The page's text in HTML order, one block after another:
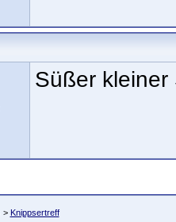
Süßer kleiner
> Knippsertreff